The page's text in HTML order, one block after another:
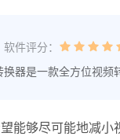
软件评分：
器是一款全方位视频
能够尽可能地减